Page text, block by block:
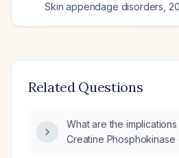
Skin appendage disorders
Related Questions
What are the
Creatine Phosphokinase